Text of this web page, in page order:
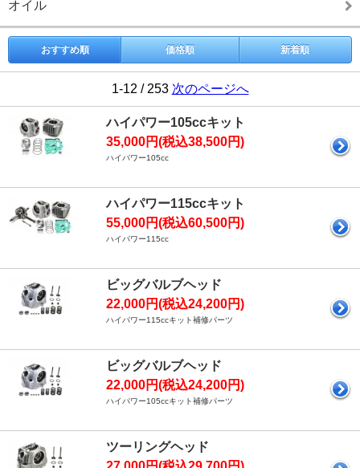
オイル
おすすめ順 価格順 新着順
1-12 / 253 次のページへ
ハイパワー105ccキット
35,000円(税込38,500円)
ハイパワー105cc
ハイパワー115ccキット
55,000円(税込60,500円)
ハイパワー115cc
ビッグバルブヘッド
22,000円(税込24,200円)
ハイパワー115ccキット補修パーツ
ビッグバルブヘッド
22,000円(税込24,200円)
ハイパワー105ccキット補修パーツ
ツーリングヘッド